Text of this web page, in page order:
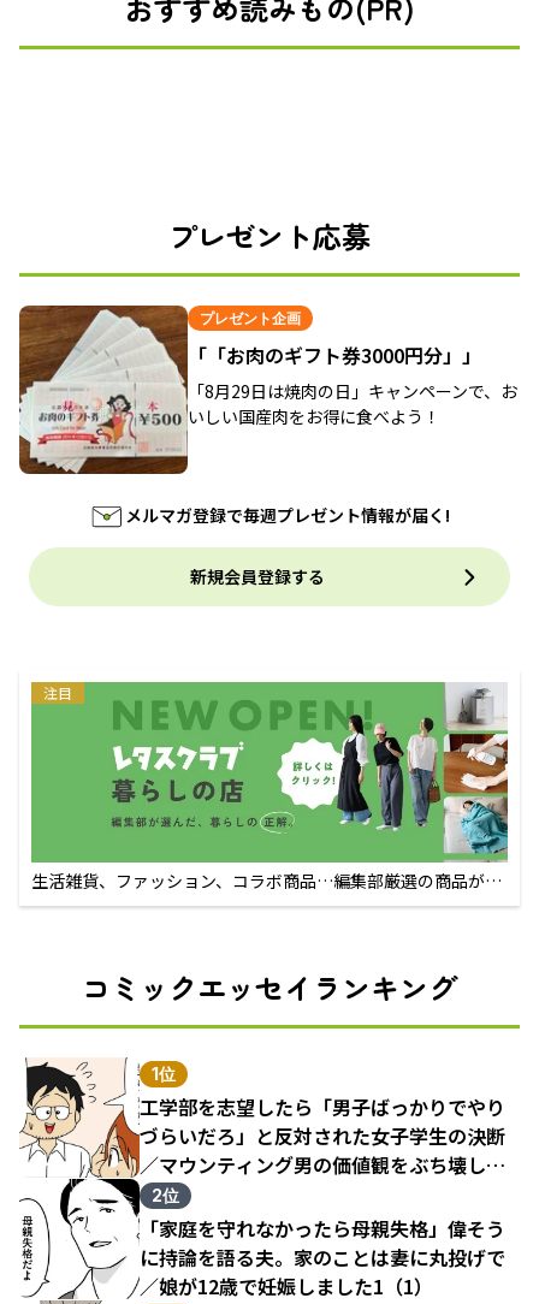
プレゼント応募
プレゼント企画
「「お肉のギフト券3000円分」」
「8月29日は焼肉の日」キャンペーンで、お
いしい国産肉をお得に食べよう！
メルマガ登録で毎週プレゼント情報が届く!
新規会員登録する
注目
生活雑貨、ファッション、コラボ商品…編集部厳選の商品が買
えるECサイト
コミックエッセイランキング
1位
工学部を志望したら「男子ばっかりでやり
づらいだろ」と反対された女子学生の決断
／マウンティング男の価値観をぶち壊した
結果（1）
2位
「家庭を守れなかったら母親失格」偉そう
に持論を語る夫。家のことは妻に丸投げで
／娘が12歳で妊娠しました1（1）